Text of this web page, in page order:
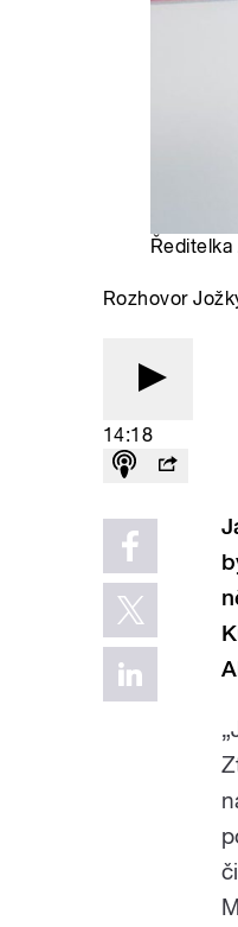
Rozhovor
14:18